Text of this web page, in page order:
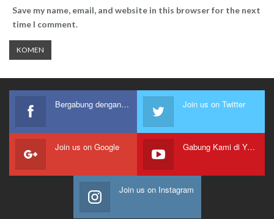
Save my name, email, and website in this browser for the next
time I comment.
Bergabung dengan kami Join us on Twitter
Join us on Google Gabung Kami di Youtube
Join us on Instagram